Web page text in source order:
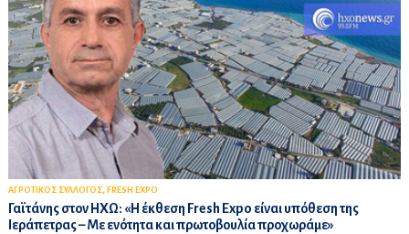
ΑΓΡΟΤΙΚΟΣ ΣΥΛΛΟΓΟΣ, FRESH EXPO
Γαϊτάνης στον ΗΧΩ: «Η έκθεση Fresh Expo είναι υπόθεση της
Ιεράπετρας – Με ενότητα και πρωτοβουλία προχωράμε»